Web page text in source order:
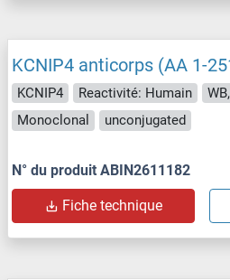
KCNIP4 anticorps (AA 1-
KCNIP4 Reactivité: Humain
Monoclonal
unconjugated
N° du produit ABIN2611182
Fiche technique